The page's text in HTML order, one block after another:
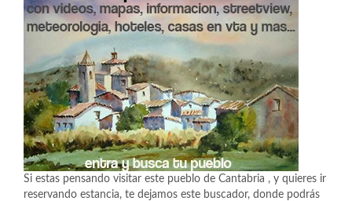
Si estas pensando visitar este pueblo de Cantabria , y quieres ir
reservando estancia, te dejamos este buscador, donde podrás